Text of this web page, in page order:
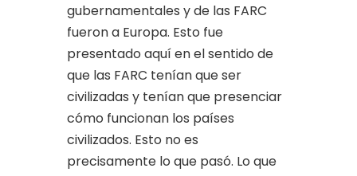
gubernamentales y de las FARC
fueron a Europa. Esto fue
presentado aquí en el sentido de
que las FARC tenían que ser
civilizadas y tenían que presenciar
cómo funcionan los países
civilizados. Esto no es
precisamente lo que pasó. Lo que